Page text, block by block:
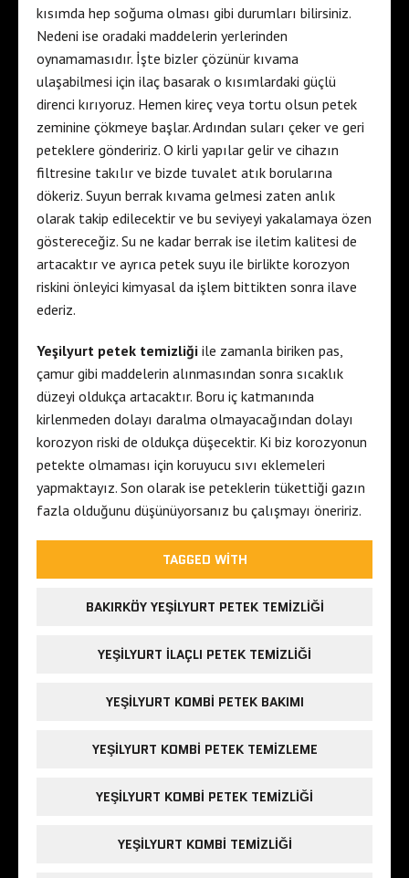
kısımda hep soğuma olması gibi durumları bilirsiniz.
Nedeni ise oradaki maddelerin yerlerinden
oynamamasıdır. İşte bizler çözünür kıvama
ulaşabilmesi için ilaç basarak o kısımlardaki güçlü
direnci kırıyoruz. Hemen kireç veya tortu olsun petek
zeminine çökmeye başlar. Ardından suları çeker ve geri
peteklere göndeririz. O kirli yapılar gelir ve cihazın
filtresine takılır ve bizde tuvalet atık borularına
dökeriz. Suyun berrak kıvama gelmesi zaten anlık
olarak takip edilecektir ve bu seviyeyi yakalamaya özen
göstereceğiz. Su ne kadar berrak ise iletim kalitesi de
artacaktır ve ayrıca petek suyu ile birlikte korozyon
riskini önleyici kimyasal da işlem bittikten sonra ilave
ederiz.
Yeşilyurt petek temizliği ile zamanla biriken pas,
çamur gibi maddelerin alınmasından sonra sıcaklık
düzeyi oldukça artacaktır. Boru iç katmanında
kirlenmeden dolayı daralma olmayacağından dolayı
korozyon riski de oldukça düşecektir. Ki biz korozyonun
petekte olmaması için koruyucu sıvı eklemeleri
yapmaktayız. Son olarak ise peteklerin tükettiği gazın
fazla olduğunu düşünüyorsanız bu çalışmayı öneririz.
TAGGED WITH
BAKIRKÖY YEŞILYURT PETEK TEMIZLIĞI
YEŞILYURT ILAÇLI PETEK TEMIZLIĞI
YEŞILYURT KOMBI PETEK BAKIMI
YEŞILYURT KOMBI PETEK TEMIZLEME
YEŞILYURT KOMBI PETEK TEMIZLIĞI
YEŞILYURT KOMBI TEMIZLIĞI